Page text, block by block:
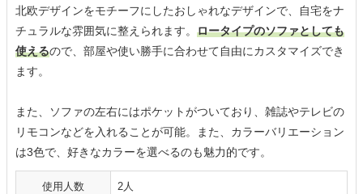
北欧デザインをモチーフにしたおしゃれなデザインで、自宅をナ
チュラルな雰囲気に整えられます。 ロータイプのソファとしても
使えるので、部屋や使い勝手に合わせて自由にカスタマイズでき
ます。
また、ソファの左右にはポケットがついており、雑誌やテレビの
リモコンなどを入れることが可能。また、カラーバリエーション
は3色で、好きなカラーを選べるのも魅力的です。
使用人数 2人